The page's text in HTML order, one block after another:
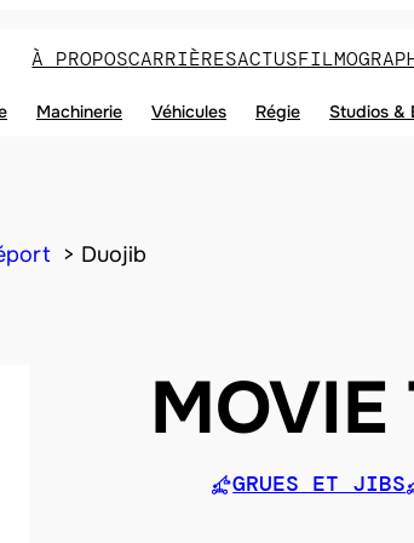
À PROPOSCARRIÈRESACTUS
Machinerie Véhicules Régie Studios &
Duojib
MOVIE
GRUES ET JIBS